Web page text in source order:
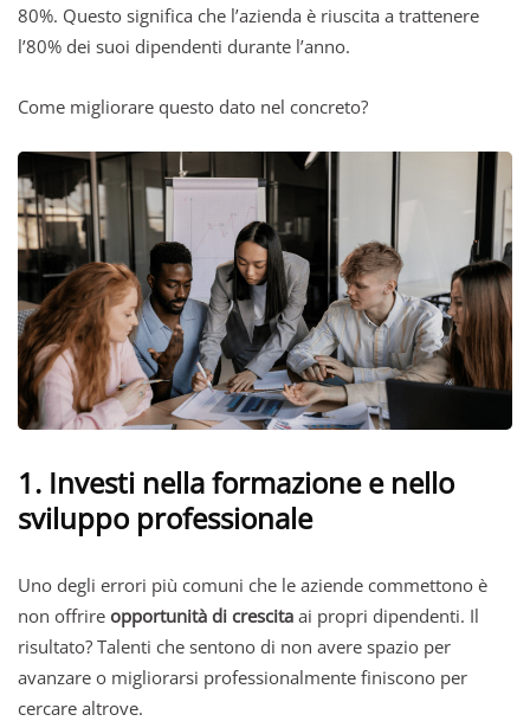
80%. Questo significa che l’azienda è riuscita a trattenere
l’80% dei suoi dipendenti durante l’anno.
Come migliorare questo dato nel concreto?
1. Investi nella formazione e nello
sviluppo professionale
Uno degli errori più comuni che le aziende commettono è
non offrire opportunità di crescita ai propri dipendenti. Il
risultato? Talenti che sentono di non avere spazio per
avanzare o migliorarsi professionalmente finiscono per
cercare altrove.